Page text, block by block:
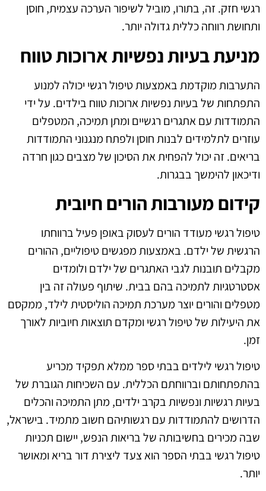
רגשי חזק. זה, בתורו, מוביל לשיפור הערכה עצמית, חוסן
ותחושת רווחה כללית גדולה יותר.
מניעת בעיות נפשיות ארוכות טווח
התערבות מוקדמת באמצעות טיפול רגשי יכולה למנוע
התפתחות של בעיות נפשיות ארוכות טווח בילדים. על ידי
התמודדות עם אתגרים רגשיים ומתן תמיכה, המטפלים
עוזרים לתלמידים לבנות חוסן ולפתח מנגנוני התמודדות
בריאים. זה יכול להפחית את הסיכון של מצבים כגון חרדה
ודיכאון להימשך בבגרות.
קידום מעורבות הורים חיובית
טיפול רגשי מעודד הורים לעסוק באופן פעיל ברווחתו
הרגשית של ילדם. באמצעות מפגשים טיפוליים, ההורים
מקבלים תובנות לגבי האתגרים של ילדם ולומדים
אסטרטגיות לתמיכה בהם בבית. שיתוף פעולה זה בין
מטפלים והורים יוצר מערכת תמיכה הוליסטית לילד, ממקסם
את היעילות של טיפול רגשי ומקדם תוצאות חיוביות לאורך
זמן.
טיפול רגשי לילדים בבתי ספר ממלא תפקיד מכריע
בהתפתחותם וברווחתם הכללית. עם השכיחות הגוברת של
בעיות רגשיות ונפשיות בקרב ילדים, מתן התמיכה והכלים
הדרושים להתמודדות עם רגשותיהם חשוב מתמיד. בישראל,
שבה מכירים בחשיבותה של בריאות הנפש, יישום תכניות
טיפול רגשי בבתי הספר הוא צעד ליצירת דור בריא ומאושר
יותר.